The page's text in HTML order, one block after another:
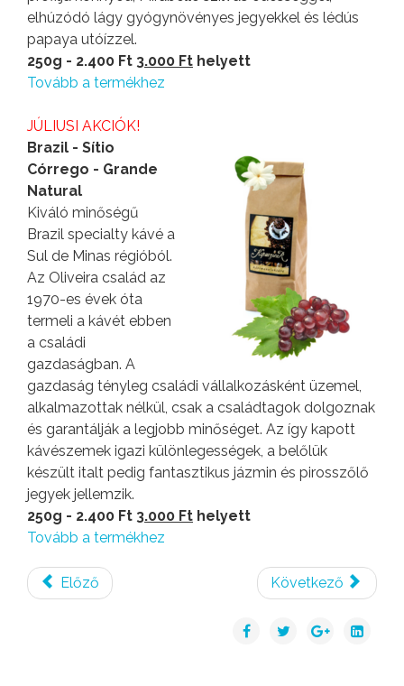
elhúzódó lágy gyógynövényes jegyekkel és lédús
papaya utóízzel.
250g - 2.400 Ft 3.000 Ft helyett
Tovább a termékhez
JÚLIUSI AKCIÓK!
Brazil - Sítio
Córrego - Grande
Natural
Kiváló minőségű
Brazil specialty kávé a
Sul de Minas régióból.
Az Oliveira család az
1970-es évek óta
termeli a kávét ebben
a családi
gazdaságban. A
gazdaság tényleg családi vállalkozásként üzemel,
alkalmazottak nélkül, csak a családtagok dolgoznak
és garantálják a legjobb minőséget. Az így kapott
kávészemek igazi különlegességek, a belőlük
készült italt pedig fantasztikus jázmin és pirosszőlő
jegyek jellemzik.
250g - 2.400 Ft 3.000 Ft helyett
Tovább a termékhez
Előző Következő